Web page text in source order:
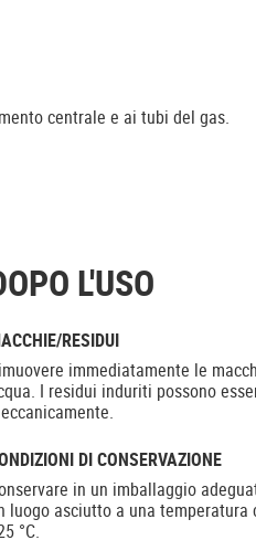
centrale e ai tubi del gas.
L'USO
RESIDUI
immediatamente le
I residui induriti possono
DI CONSERVAZIONE
in un imballaggio
luogo asciutto a una temperatura
°C.